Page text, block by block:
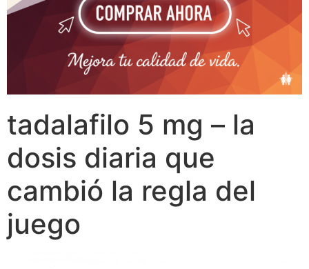
tadalafilo 5 mg – la
dosis diaria que
cambió la regla del
juego